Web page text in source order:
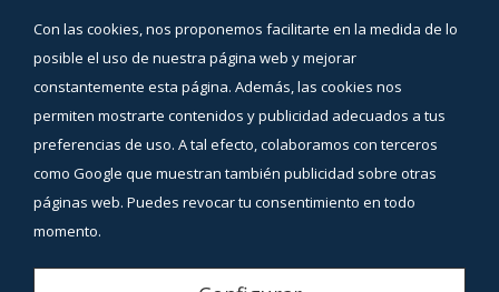
Áreas de interés
Contacto
Síguenos
Facebook
YouTube
Aviso Legal
Con las cookies, nos proponemos facilitarte en la medida de lo
posible el uso de nuestra página web y mejorar
constantemente esta página. Además, las cookies nos
permiten mostrarte contenidos y publicidad adecuados a tus
preferencias de uso. A tal efecto, colaboramos con terceros
como Google que muestran también publicidad sobre otras
páginas web. Puedes revocar tu consentimiento en todo
momento.